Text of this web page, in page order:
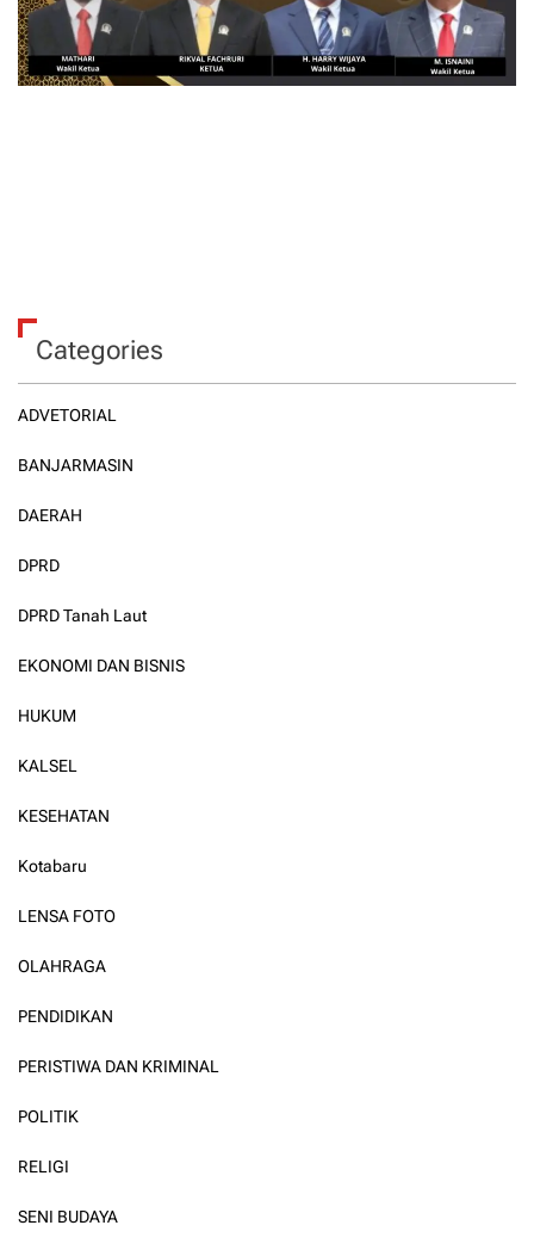
Categories
ADVETORIAL
BANJARMASIN
DAERAH
DPRD
DPRD Tanah Laut
EKONOMI DAN BISNIS
HUKUM
KALSEL
KESEHATAN
Kotabaru
LENSA FOTO
OLAHRAGA
PENDIDIKAN
PERISTIWA DAN KRIMINAL
POLITIK
RELIGI
SENI BUDAYA